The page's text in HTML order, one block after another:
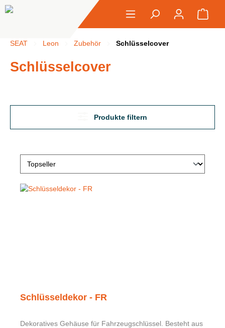
springen
SEAT Leon Zubehör Schlüsselcover
Schlüsselcover
Produkte filtern
Schlüsseldekor - FR
Dekoratives Gehäuse für Fahrzeugschlüssel. Besteht aus